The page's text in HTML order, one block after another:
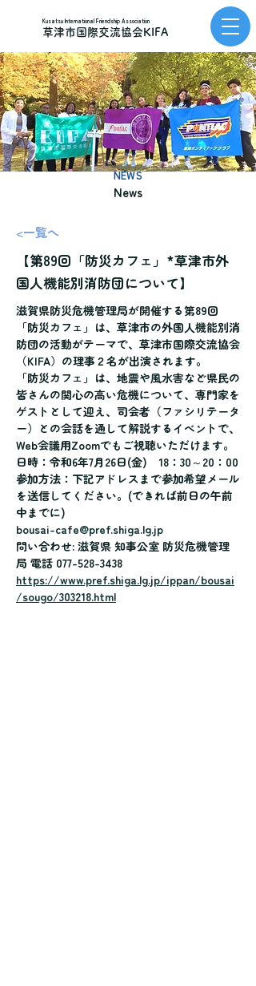
Kusatsu International Friendship Association
草津市国際交流協会KIFA
NEWS
News
<一覧へ
【第89回「防災カフェ」*草津市外
国人機能別消防団について】
滋賀県防災危機管理局が開催する第89回
「防災カフェ」は、草津市の外国人機能別消
防団の活動がテーマで、草津市国際交流協会
（KIFA）の理事２名が出演されます。
「防災カフェ」は、地震や風水害など県民の
皆さんの関心の高い危機について、専門家を
ゲストとして迎え、司会者（ファシリテータ
ー）との会話を通して解説するイベントで、
Web会議用Zoomでもご視聴いただけます。
日時：令和6年7月26日(金)　18：30～20：00
参加方法：下記アドレスまで参加希望メール
を送信してください。(できれば前日の午前
中までに)
bousai-cafe@pref.shiga.lg.jp
問い合わせ: 滋賀県 知事公室 防災危機管理
局 電話 077-528-3438
https://www.pref.shiga.lg.jp/ippan/bousai
/sougo/303218.html